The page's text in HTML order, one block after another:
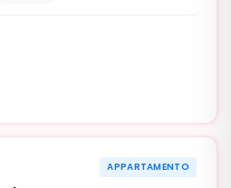
›
APPARTAMENTO